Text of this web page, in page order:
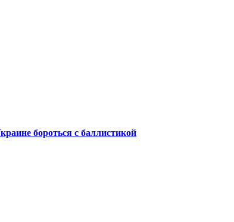
бороться с баллистикой